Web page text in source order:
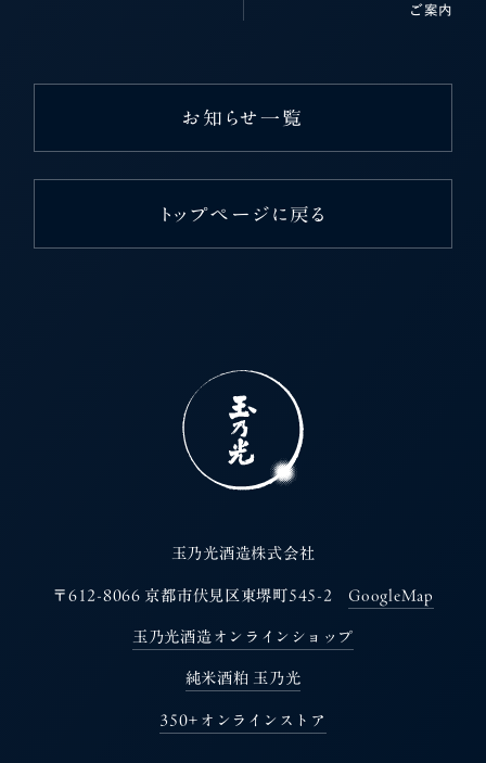
ご案内
お知らせ一覧
トップページに戻る
玉乃光酒造株式会社
〒612-8066 京都市伏見区東堺町545-2 GoogleMap
玉乃光酒造オンラインショップ
純米酒粕 玉乃光
350+オンラインストア